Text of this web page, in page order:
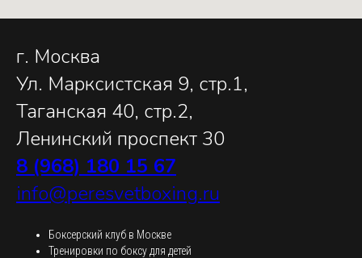
г. Москва
Ул. Марксистская 9, стр.1,
Таганская 40, стр.2,
Ленинский проспект 30
8 (968) 180 15 67
info@peresvetboxing.ru
Боксерский клуб в Москве
Тренировки по боксу для детей